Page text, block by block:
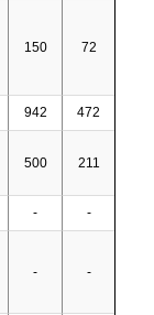
150 72
942 472
500 211
- -
- -